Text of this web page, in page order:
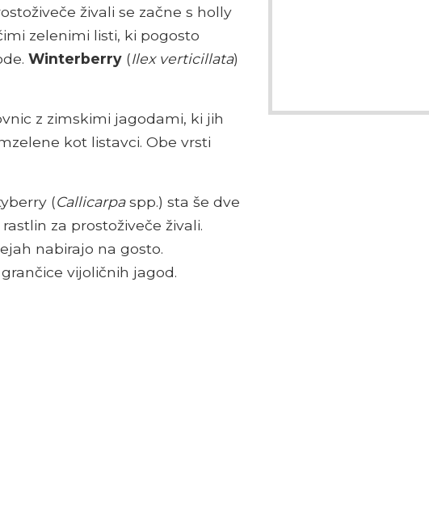
živali se začne s holly
zelenimi listi, ki pogosto
Winterberry (Ilex verticillata)
z zimskimi jagodami, ki jih
kot listavci. Obe vrsti
(Callicarpaspp.) sta še dve
za prostoživeče živali.
nabirajo na gosto.
vijoličnih jagod.